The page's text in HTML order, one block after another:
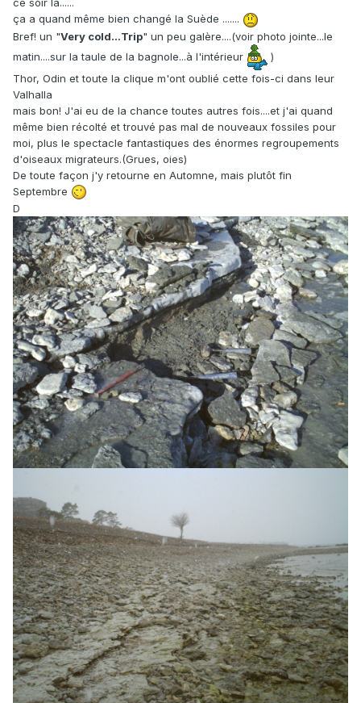
ce soir là......
ça a quand même bien changé la Suède .......
Bref! un "Very cold...Trip" un peu galère....(voir photo jointe...le
matin....sur la taule de la bagnole...à l'intérieur
)
Thor, Odin et toute la clique m'ont oublié cette fois-ci dans leur
Valhalla
mais bon! J'ai eu de la chance toutes autres fois....et j'ai quand
même bien récolté et trouvé pas mal de nouveaux fossiles pour
moi, plus le spectacle fantastiques des énormes regroupements
d'oiseaux migrateurs.(Grues, oies)
De toute façon j'y retourne en Automne, mais plutôt fin
Septembre
D